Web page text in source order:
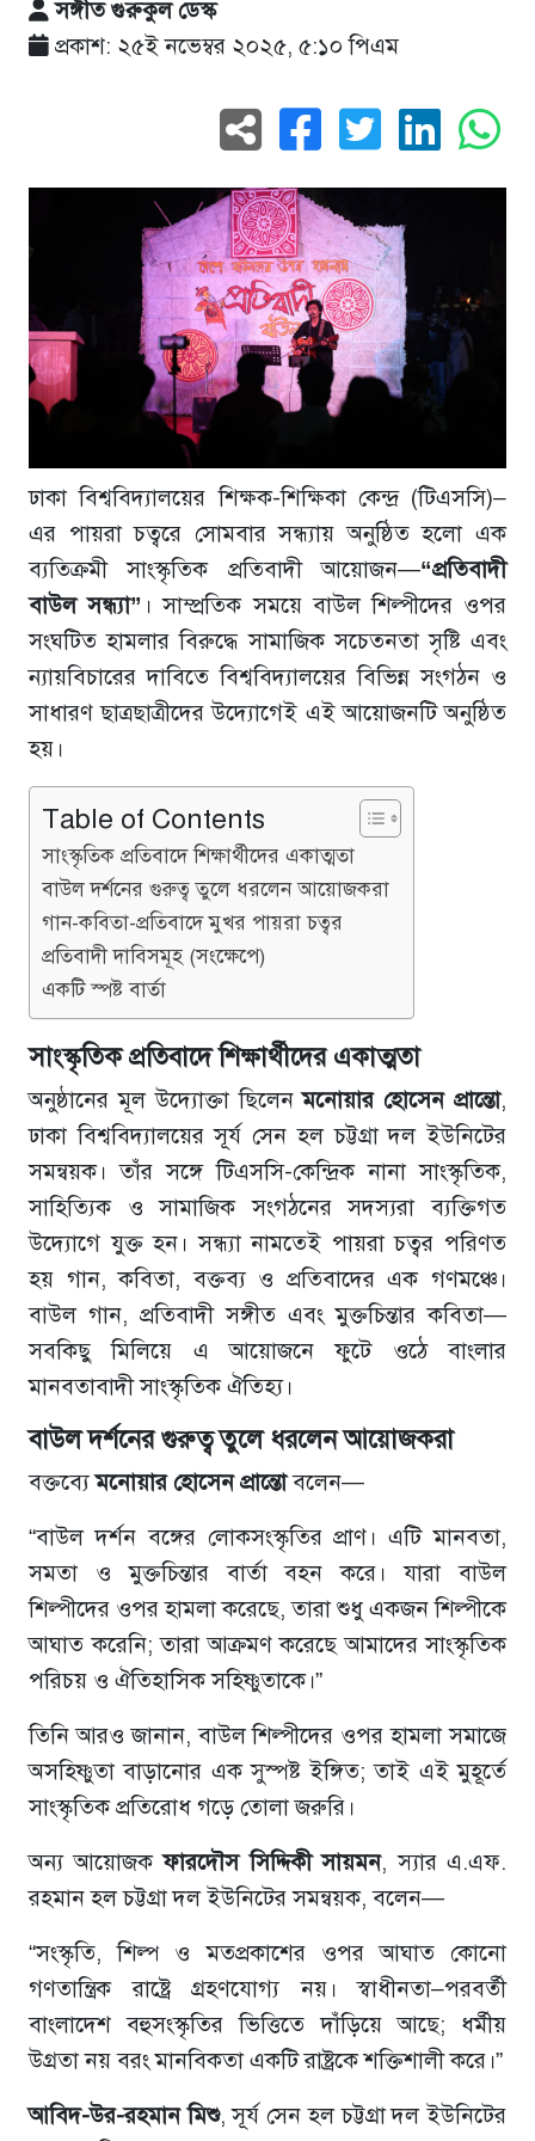
সঙ্গীত গুরুকুল ডেস্ক
প্রকাশ: ২৫ই নভেম্বর ২০২৫, ৫:১০ পিএম
ঢাকা বিশ্ববিদ্যালয়ের শিক্ষক-শিক্ষিকা কেন্দ্র (টিএসসি)–
এর পায়রা চত্বরে সোমবার সন্ধ্যায় অনুষ্ঠিত হলো এক
ব্যতিক্রমী সাংস্কৃতিক প্রতিবাদী আয়োজন—“প্রতিবাদী
বাউল সন্ধ্যা” । সাম্প্রতিক সময়ে বাউল শিল্পীদের ওপর
সংঘটিত হামলার বিরুদ্ধে সামাজিক সচেতনতা সৃষ্টি এবং
ন্যায়বিচারের দাবিতে বিশ্ববিদ্যালয়ের বিভিন্ন সংগঠন ও
সাধারণ ছাত্রছাত্রীদের উদ্যোগেই এই আয়োজনটি অনুষ্ঠিত
হয়।
Table of Contents
সাংস্কৃতিক প্রতিবাদে শিক্ষার্থীদের একাত্মতা
বাউল দর্শনের গুরুত্ব তুলে ধরলেন আয়োজকরা
গান-কবিতা-প্রতিবাদে মুখর পায়রা চত্বর
প্রতিবাদী দাবিসমূহ (সংক্ষেপে)
একটি স্পষ্ট বার্তা
সাংস্কৃতিক প্রতিবাদে শিক্ষার্থীদের একাত্মতা
অনুষ্ঠানের মূল উদ্যোক্তা ছিলেনমনোয়ার হোসেন প্রান্তো,
ঢাকা বিশ্ববিদ্যালয়ের সূর্য সেন হল চট্টগ্রা দল ইউনিটের
সমন্বয়ক। তাঁর সঙ্গে টিএসসি-কেন্দ্রিক নানা সাংস্কৃতিক,
সাহিত্যিক ও সামাজিক সংগঠনের সদস্যরা ব্যক্তিগত
উদ্যোগে যুক্ত হন। সন্ধ্যা নামতেই পায়রা চত্বর পরিণত
হয় গান, কবিতা, বক্তব্য ও প্রতিবাদের এক গণমঞ্চে।
বাউল গান, প্রতিবাদী সঙ্গীত এবং মুক্তচিন্তার কবিতা—
সবকিছু মিলিয়ে এ আয়োজনে ফুটে ওঠে বাংলার
মানবতাবাদী সাংস্কৃতিক ঐতিহ্য।
বাউল দর্শনের গুরুত্ব তুলে ধরলেন আয়োজকরা
বক্তব্যেমনোয়ার হোসেন প্রান্তোবলেন—
“বাউল দর্শন বঙ্গের লোকসংস্কৃতির প্রাণ। এটি মানবতা,
সমতা ও মুক্তচিন্তার বার্তা বহন করে। যারা বাউল
শিল্পীদের ওপর হামলা করেছে, তারা শুধু একজন শিল্পীকে
আঘাত করেনি; তারা আক্রমণ করেছে আমাদের সাংস্কৃতিক
পরিচয় ও ঐতিহাসিক সহিষ্ণুতাকে।”
তিনি আরও জানান, বাউল শিল্পীদের ওপর হামলা সমাজে
অসহিষ্ণুতা বাড়ানোর এক সুস্পষ্ট ইঙ্গিত; তাই এই মুহূর্তে
সাংস্কৃতিক প্রতিরোধ গড়ে তোলা জরুরি।
অন্য আয়োজকফারদৌস সিদ্দিকী সায়মন, স্যার এ.এফ.
রহমান হল চট্টগ্রা দল ইউনিটের সমন্বয়ক, বলেন—
“সংস্কৃতি, শিল্প ও মতপ্রকাশের ওপর আঘাত কোনো
গণতান্ত্রিক রাষ্ট্রে গ্রহণযোগ্য নয়। স্বাধীনতা–পরবর্তী
বাংলাদেশ বহুসংস্কৃতির ভিত্তিতে দাঁড়িয়ে আছে; ধর্মীয়
উগ্রতা নয় বরং মানবিকতা একটি রাষ্ট্রকে শক্তিশালী করে।”
আবিদ-উর-রহমান মিশু, সূর্য সেন হল চট্টগ্রা দল ইউনিটের